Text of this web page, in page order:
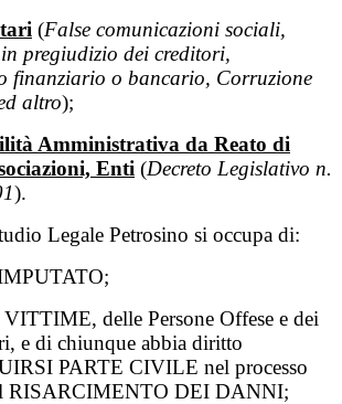
(False comunicazioni sociali,
pregiudizio dei creditori,
finanziario o bancario, Corruzione
altro);
Amministrativa da Reato di
Enti (Decreto Legislativo n.
).
Legale Petrosino si occupa di:
delle Persone Offese e dei
e di chiunque abbia diritto
PARTE CIVILE nel processo
RISARCIMENTO DEI DANNI;